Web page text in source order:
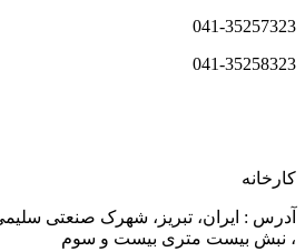
041-35257323
041-35258323
کارخانه
آدرس : ایران، تبریز، شهرک صنعتی
، نبش بیست متری بیست و سوم